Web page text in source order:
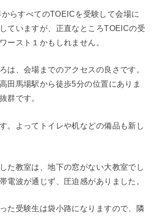
らすべてのTOEICを受験して会場に
ていますが、正直なところTOEICの受
ースト１かもしれません。
は、会場までのアクセスの良さです。
田馬場駅から徒歩5分の位置にありま
群です。
。よってトイレや机などの備品も新し
た教室は、地下の窓がない大教室でし
電波が通じず、圧迫感がありました。
た受験生は袋小路になりますので、隣